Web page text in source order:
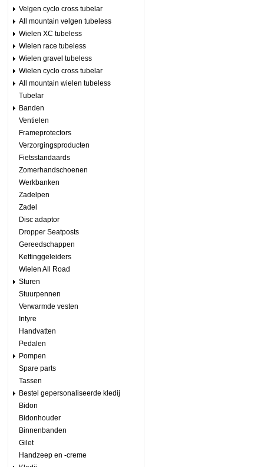
Velgen cyclo cross tubelar
All mountain velgen tubeless
Wielen XC tubeless
Wielen race tubeless
Wielen gravel tubeless
Wielen cyclo cross tubelar
All mountain wielen tubeless
Tubelar
Banden
Ventielen
Frameprotectors
Verzorgingsproducten
Fietsstandaards
Zomerhandschoenen
Werkbanken
Zadelpen
Zadel
Disc adaptor
Dropper Seatposts
Gereedschappen
Kettinggeleiders
Wielen All Road
Sturen
Stuurpennen
Verwarmde vesten
Intyre
Handvatten
Pedalen
Pompen
Spare parts
Tassen
Bestel gepersonaliseerde kledij
Bidon
Bidonhouder
Binnenbanden
Gilet
Handzeep en -creme